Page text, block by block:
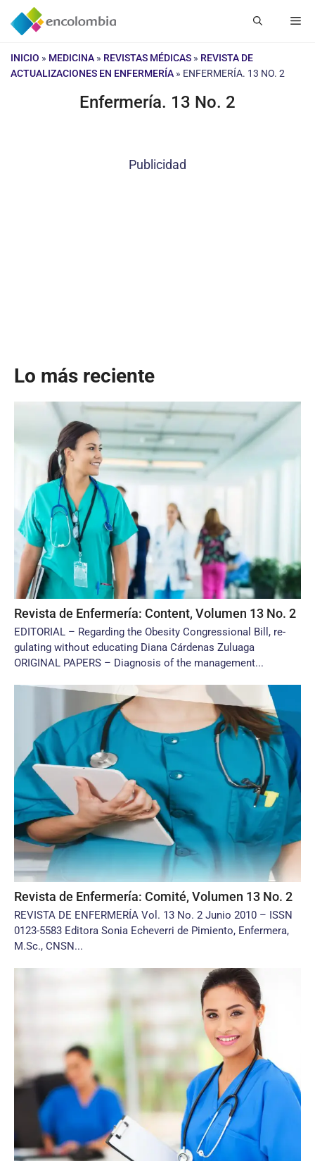
Saltar
INICIO » MEDICINA » REVISTAS MÉDICAS » REVISTA DE
ACTUALIZACIONES EN ENFERMERÍA » ENFERMERÍA. 13 NO. 2
Enfermería. 13 No. 2
Publicidad
Lo más reciente
Revista de Enfermería: Content, Volumen 13 No. 2
EDITORIAL – Regarding the Obesity Congressional Bill, re­
gulating without educating Diana Cárdenas Zuluaga
ORIGINAL PAPERS – Diagnosis of the management...
Revista de Enfermería: Comité, Volumen 13 No. 2
REVISTA DE ENFERMERÍA Vol. 13 No. 2 Junio 2010 – ISSN
0123-5583 Editora Sonia Echeverri de Pimiento, Enfermera,
M.Sc., CNSN...